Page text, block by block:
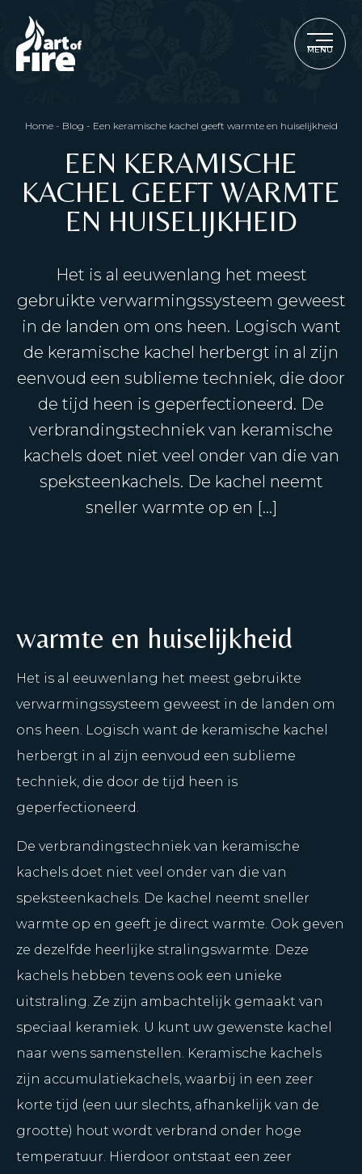
MENU
Home- Blog - Een keramische kachel geeft warmte en huiselijkheid
EEN KERAMISCHE
KACHEL GEEFT WARMTE
EN HUISELIJKHEID
Het is al eeuwenlang het meest
gebruikte verwarmingssysteem geweest
in de landen om ons heen. Logisch want
de keramische kachel herbergt in al zijn
eenvoud een sublieme techniek, die door
de tijd heen is geperfectioneerd. De
verbrandingstechniek van keramische
kachels doet niet veel onder van die van
speksteenkachels. De kachel neemt
sneller warmte op en […]
warmte en huiselijkheid
Het is al eeuwenlang het meest gebruikte
verwarmingssysteem geweest in de landen om
ons heen. Logisch want de keramische kachel
herbergt in al zijn eenvoud een sublieme
techniek, die door de tijd heen is
geperfectioneerd.
De verbrandingstechniek van keramische
kachels doet niet veel onder van die van
speksteenkachels. De kachel neemt sneller
warmte op en geeft je direct warmte. Ook geven
ze dezelfde heerlijke stralingswarmte. Deze
kachels hebben tevens ook een unieke
uitstraling. Ze zijn ambachtelijk gemaakt van
speciaal keramiek. U kunt uw gewenste kachel
naar wens samenstellen. Keramische kachels
zijn accumulatiekachels, waarbij in een zeer
korte tijd (een uur slechts, afhankelijk van de
grootte) hout wordt verbrand onder hoge
temperatuur. Hierdoor ontstaat een zeer